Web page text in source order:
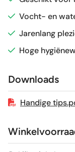
Sortering
Craquelé
Geschikt voor
Vocht- en
Jarenlang
Hoge
Downloads
Handige